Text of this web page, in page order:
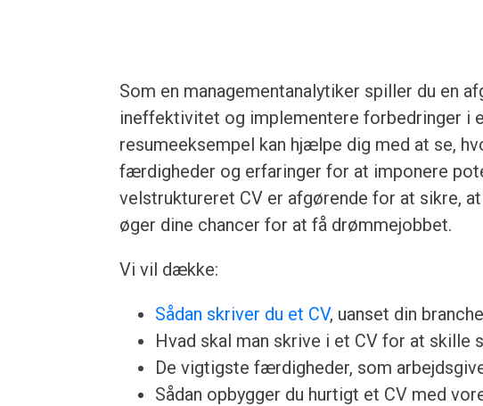
Som en managementanalytiker spiller du en
ineffektivitet og implementere forbedringer i
resumeeksempel kan hjælpe dig med at se,
færdigheder og erfaringer for at imponere
velstruktureret CV er afgørende for at sikre,
øger dine chancer for at få drømmejobbet.
Vi vil dække:
Sådan skriver du et CV, uanset din
Hvad skal man skrive i et CV for at skille
De vigtigste færdigheder, som
Sådan opbygger du hurtigt et CV med